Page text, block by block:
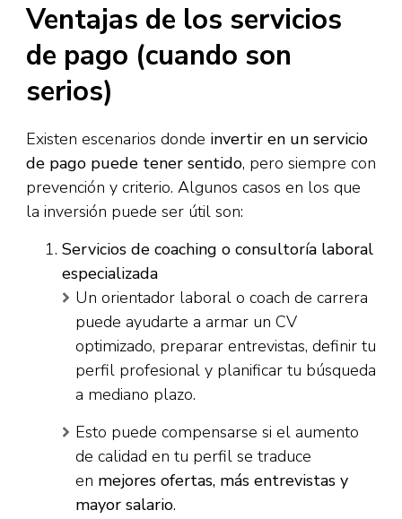
Ventajas de los servicios
de pago (cuando son
serios)
Existen escenarios donde invertir en un servicio
de pago puede tener sentido, pero siempre con
prevención y criterio. Algunos casos en los que
la inversión puede ser útil son:
Servicios de coaching o consultoría laboral
especializada
Un orientador laboral o coach de carrera
puede ayudarte a armar un CV
optimizado, preparar entrevistas, definir tu
perfil profesional y planificar tu búsqueda
a mediano plazo.
Esto puede compensarse si el aumento
de calidad en tu perfil se traduce
en mejores ofertas, más entrevistas y
mayor salario.